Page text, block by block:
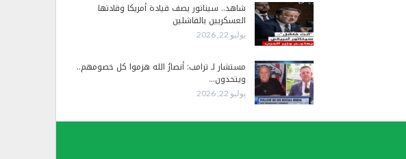
شاهد.. سيناتور يصف قيادة أمريكا وقادتها
العسكريين بالفاشلين
يوليو 22, 2026
مستشار لـ ترامب: أنصارُ الله هزموا كل خصومهم..
ويتحدون…
يوليو 22, 2026